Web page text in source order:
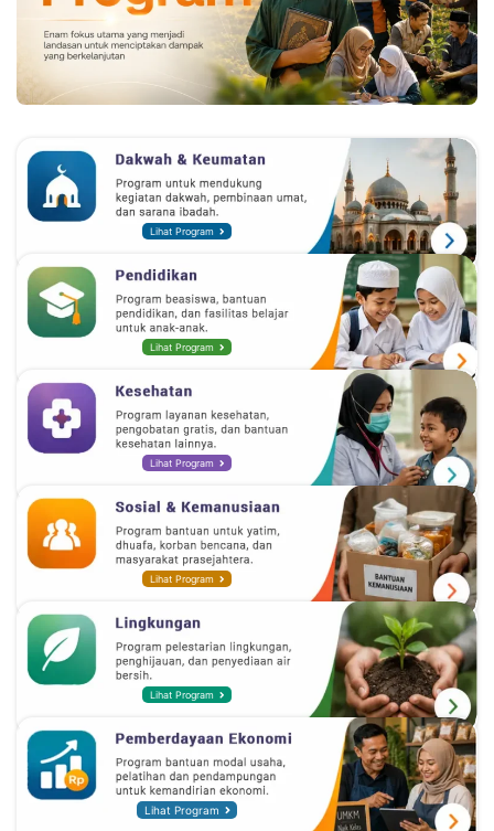
Lihat Program
Lihat Program
Lihat Program
Lihat Program
Lihat Program
Lihat Program